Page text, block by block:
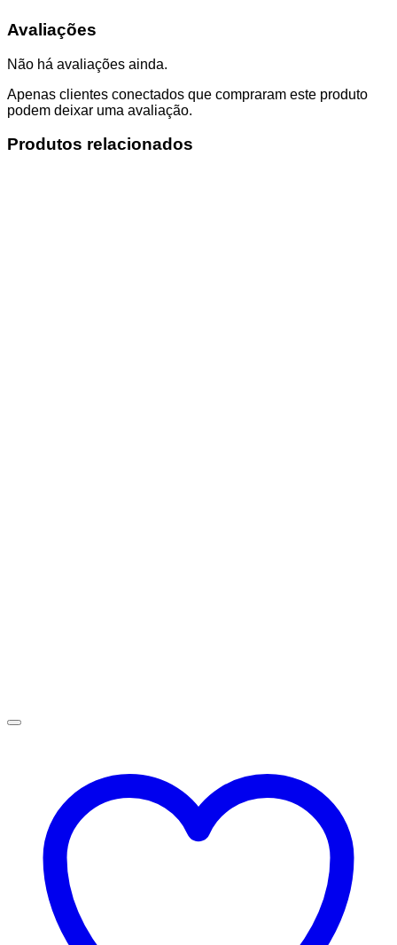
Avaliações
Não há avaliações ainda.
Apenas clientes conectados que compraram este produto
podem deixar uma avaliação.
Produtos relacionados